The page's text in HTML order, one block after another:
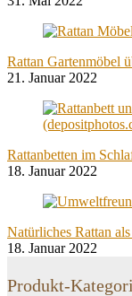
Rattan Gartenmöbel
21. Januar 2022
Rattanbetten im
18. Januar 2022
Natürliches Rattan
18. Januar 2022
Produkt-